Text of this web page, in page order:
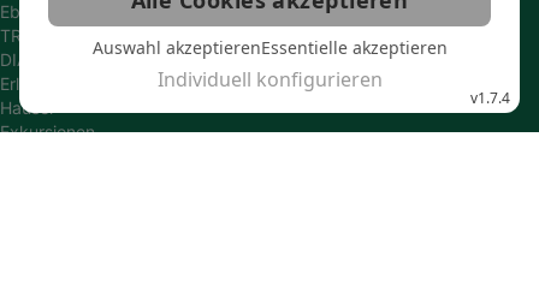
Eberhardt
TRAVEL
DIAMIR
Erlebnisreisen
Hauser
Exkursionen